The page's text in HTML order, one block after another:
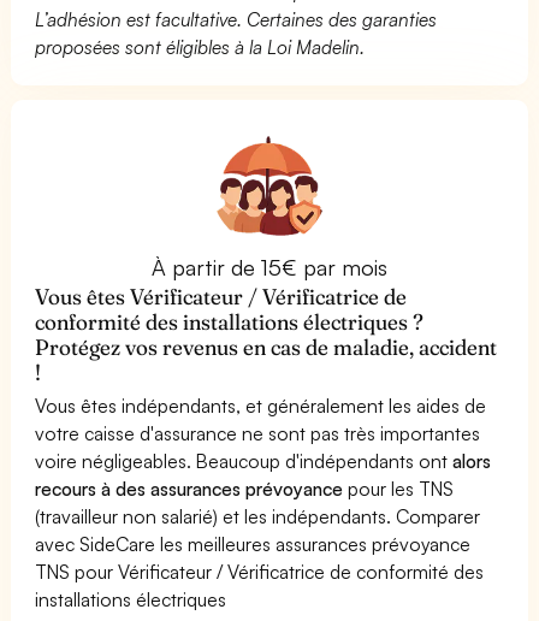
L’adhésion est facultative. Certaines des garanties
proposées sont éligibles à la Loi Madelin.
À partir de 15€ par mois
Vous êtes Vérificateur / Vérificatrice de
conformité des installations électriques ?
Protégez vos revenus en cas de maladie, accident
!
Vous êtes indépendants, et généralement les aides de
votre caisse d'assurance ne sont pas très importantes
voire négligeables. Beaucoup d'indépendants ontalors
recours à des assurances prévoyance pour les TNS
(travailleur non salarié) et les indépendants. Comparer
avec SideCare les meilleures assurances prévoyance
TNS pour Vérificateur / Vérificatrice de conformité des
installations électriques